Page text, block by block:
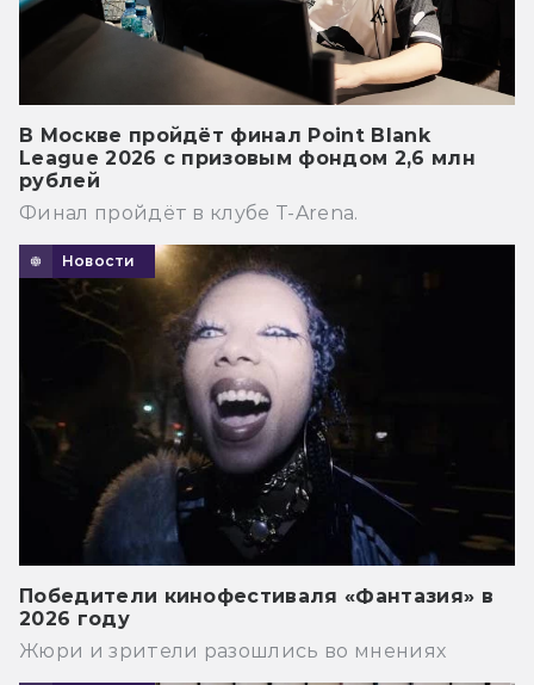
В Москве пройдёт финал Point Blank
League 2026 с призовым фондом 2,6 млн
рублей
Финал пройдёт в клубе T-Arena.
Новости
Победители кинофестиваля «Фантазия» в
2026 году
Жюри и зрители разошлись во мнениях